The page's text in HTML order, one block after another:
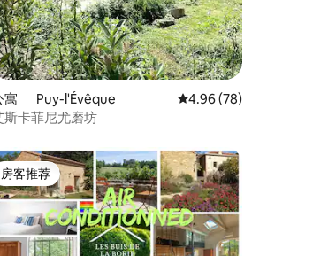
寓 ｜ Puy-l'Évêque 平均评分 4.96 分（满
4.96 (78)
斯卡菲尼尤磨坊
房客推荐
房客推荐